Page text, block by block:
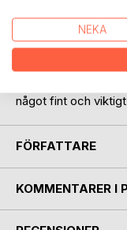
En novell om ett
Kan läsas som
Gemensamt för
något fint och
FÖRFATTARE
KOMMENTARER I
NEKA